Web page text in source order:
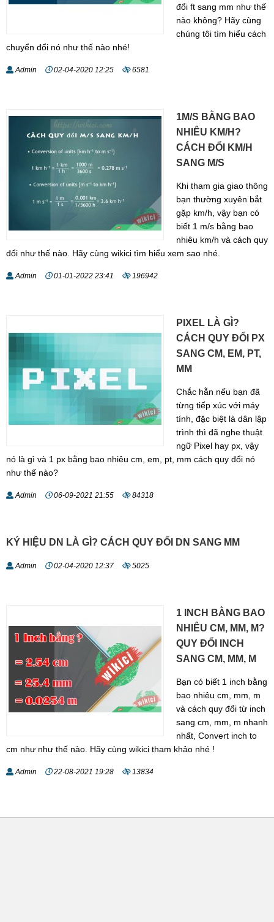
đổi ft sang mm như thế
nào không? Hãy cùng
chúng tôi tìm hiểu cách
chuyển đổi nó như thế nào nhé!
Admin 02-04-2020 12:25 6581
1M/S BẰNG BAO
NHIÊU KM/H?
CÁCH ĐỔI KM/H
SANG M/S
Khi tham gia giao thông
bạn thường xuyên bắt
gặp km/h, vậy bạn có
biết 1 m/s bằng bao
nhiêu km/h và cách quy
đổi như thế nào. Hãy cùng wikici tìm hiểu xem sao nhé.
Admin 01-01-2022 23:41 196942
PIXEL LÀ GÌ?
CÁCH QUY ĐỔI PX
SANG CM, EM, PT,
MM
Chắc hẵn nếu bạn đã
từng tiếp xúc với máy
tính, đặc biệt là dân lập
trình thì đã nghe thuật
ngữ Pixel hay px, vậy
nó là gì và 1 px bằng bao nhiêu cm, em, pt, mm cách quy đổi nó
như thế nào?
Admin 06-09-2021 21:55 84318
KÝ HIỆU DN LÀ GÌ? CÁCH QUY ĐỔI DN SANG MM
Admin 02-04-2020 12:37 5025
1 INCH BẰNG BAO
NHIÊU CM, MM, M?
QUY ĐỔI INCH
SANG CM, MM, M
Bạn có biết 1 inch bằng
bao nhiêu cm, mm, m
và cách quy đổi từ inch
sang cm, mm, m nhanh
nhất, Convert inch to
cm như như thế nào. Hãy cùng wikici tham khảo nhé !
Admin 22-08-2021 19:28 13834